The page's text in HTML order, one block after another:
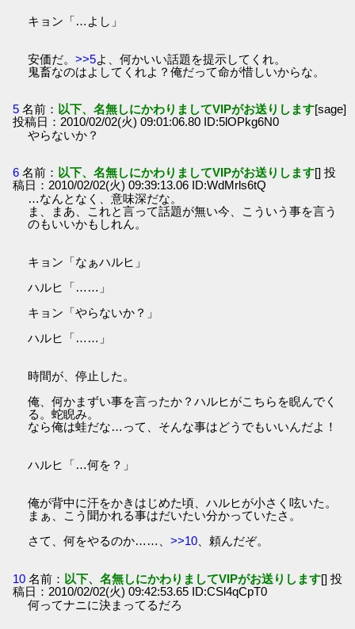
キョン「…よし」
安価だ。>>5よ、何かいい話題を提示してくれ。
鬼畜なのはよしてくれよ？俺だって命が惜しいからな。
5 名前： 以下、名無しにかわりましてVIPがお送りします[sage]
投稿日：2010/02/02(火) 09:01:06.80 ID:5lOPkg6N0
やらないか？
6 名前： 以下、名無しにかわりましてVIPがお送りします[] 投
稿日：2010/02/02(火) 09:39:13.06 ID:WdMrls6tQ
…なんとなく、意味深だな。
ま、まあ、これと言って話題が無い今、こういう事を言う
のもいいかもしれん。
キョン「なぁハルヒ」
ハルヒ「……」
キョン「やらないか？」
ハルヒ「……」
時間が、停止した。
俺、何かまずい事を言ったか？ハルヒがこちらを睨んでく
る。蛇睨み。
なら俺は蛙だな…って、そんな事はどうでもいいんだよ！
ハルヒ「…何を？」
俺が背中に汗をかきはじめた頃、ハルヒが小さく呟いた。
まぁ、こう聞かれる事はだいたい分かっていたさ。
さて、何をやるのか……、>>10 、頼んだぞ。
10 名前： 以下、名無しにかわりましてVIPがお送りします[] 投
稿日：2010/02/02(火) 09:42:53.65 ID:CSl4qCpT0
何ってナニに決まってるだろ